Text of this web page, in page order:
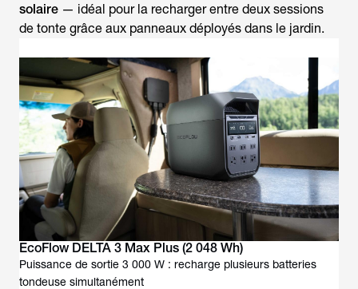
solaire — idéal pour la recharger entre deux sessions
de tonte grâce aux panneaux déployés dans le jardin.
EcoFlow DELTA 3 Max Plus (2 048 Wh)
Puissance de sortie 3 000 W : recharge plusieurs batteries
tondeuse simultanément